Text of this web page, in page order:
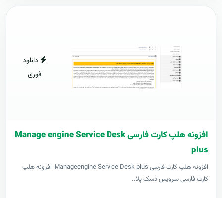
دانلود
فوری
افزونه هلپ کارت فارسی Manage engine Service Desk
plus
افزونه هلپ کارت فارسی Manageengine Service Desk plus افزونه هلپ
کارت فارسی سرویس دسک پلا..